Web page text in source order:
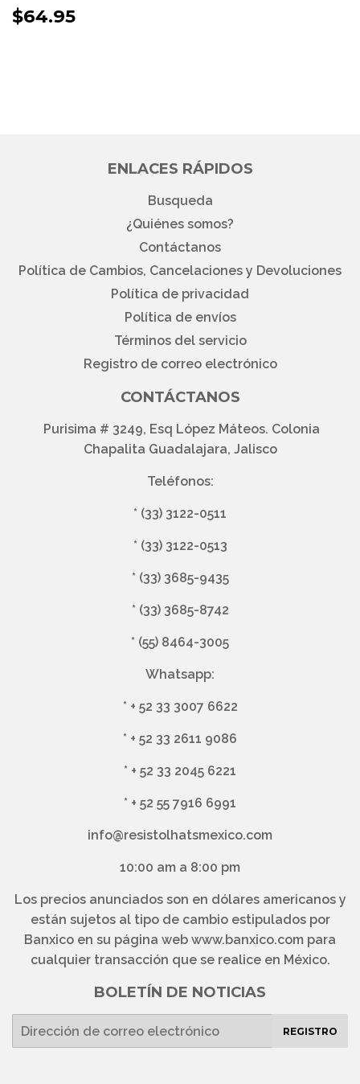
PRECIO
HABITUAL
$64.95
ENLACES RÁPIDOS
Busqueda
¿Quiénes somos?
Contáctanos
Política de Cambios, Cancelaciones y Devoluciones
Política de privacidad
Política de envíos
Términos del servicio
Registro de correo electrónico
CONTÁCTANOS
Purisima # 3249, Esq López Máteos. Colonia
Chapalita Guadalajara, Jalisco
Teléfonos:
* (33) 3122-0511
* (33) 3122-0513
* (33) 3685-9435
* (33) 3685-8742
* (55) 8464-3005
Whatsapp:
* + 52 33 3007 6622
* + 52 33 2611 9086
* + 52 33 2045 6221
* + 52 55 7916 6991
info@resistolhatsmexico.com
10:00 am a 8:00 pm
Los precios anunciados son en dólares americanos y
están sujetos al tipo de cambio estipulados por
Banxico en su página web www.banxico.com para
cualquier transacción que se realice en México.
BOLETÍN DE NOTICIAS
REGISTRO